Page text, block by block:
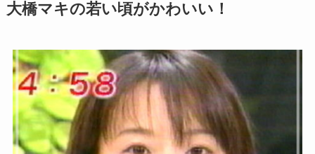
大橋マキの若い頃がかわいい！